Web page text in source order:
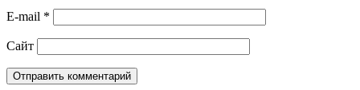
E-mail *
Сайт